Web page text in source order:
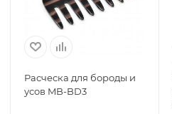
Расческа для бороды и
усов MB-BD3